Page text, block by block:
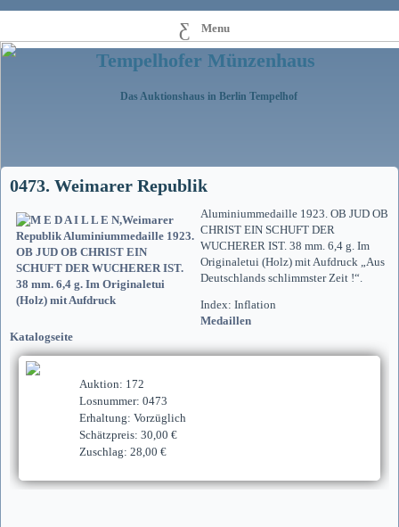
Menu
Tempelhofer Münzenhaus
Das Auktionshaus in Berlin Tempelhof
0473. Weimarer Republik
Aluminiummedaille 1923. OB JUD OB
CHRIST EIN SCHUFT DER
WUCHERER IST. 38 mm. 6,4 g. Im
Originaletui (Holz) mit Aufdruck „Aus
Deutschlands schlimmster Zeit !“.
Index: Inflation
Medaillen
Katalogseite
Auktion: 172
Losnummer: 0473
Erhaltung: Vorzüglich
Schätzpreis: 30,00 €
Zuschlag: 28,00 €